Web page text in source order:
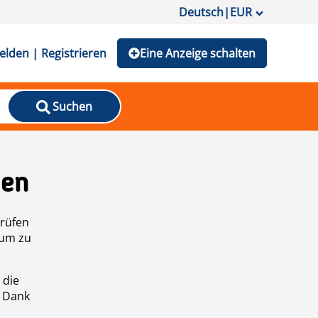
Deutsch|EUR
| Registrieren Eine Anzeige schalten
Suchen
zu
die